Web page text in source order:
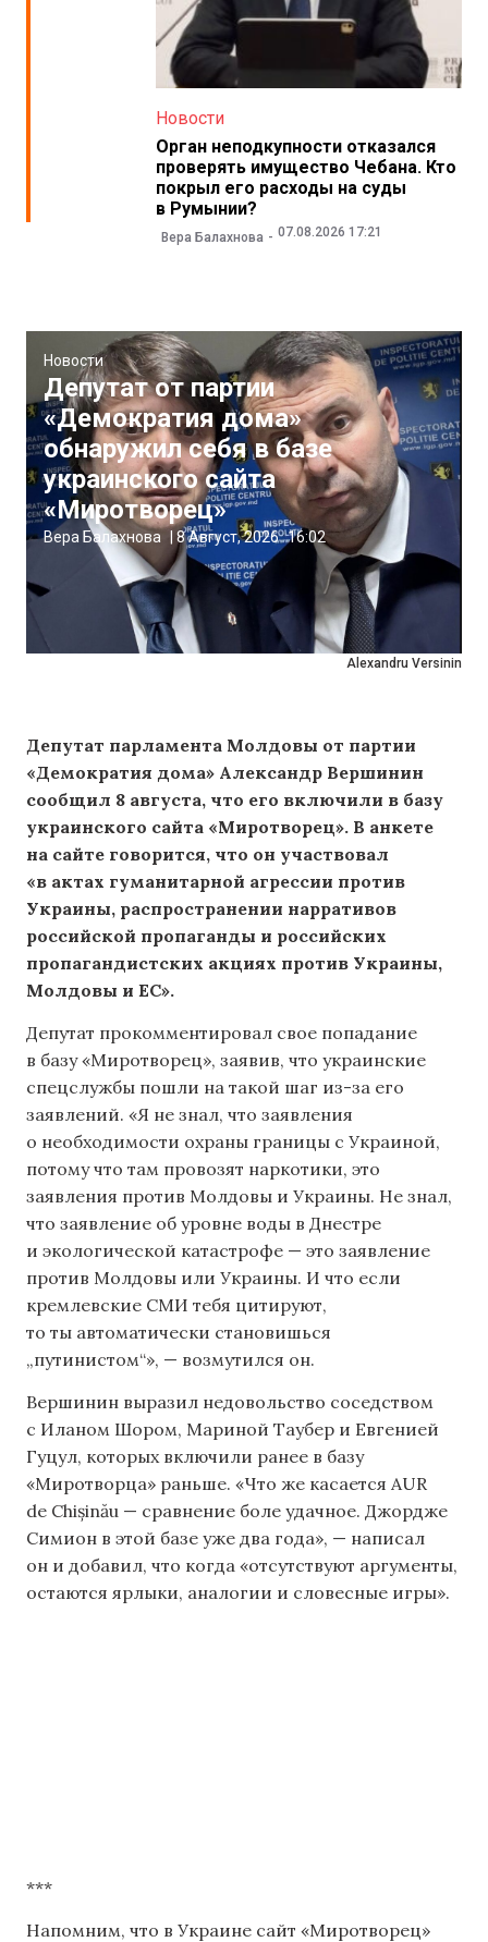
Новости
Орган неподкупности отказался
проверять имущество Чебана. Кто
покрыл его расходы на суды
в Румынии?
Вера Балахнова 07.08.2026 17:21
Alexandru Versinin
Новости
Депутат от партии
«Демократия дома»
обнаружил себя в базе
украинского сайта
«Миротворец»
Вера Балахнова | 8 Август, 2026 16:02
Депутат парламента Молдовы от партии
«Демократия дома» Александр Вершинин
сообщил 8 августа, что его включили в базу
украинского сайта «Миротворец». В анкете
на сайте говорится, что он участвовал
«в актах гуманитарной агрессии против
Украины, распространении нарративов
российской пропаганды и российских
пропагандистских акциях против Украины,
Молдовы и ЕС».
Депутат прокомментировал свое попадание
в базу «Миротворец», заявив, что украинские
спецслужбы пошли на такой шаг из-за его
заявлений. «Я не знал, что заявления
о необходимости охраны границы с Украиной,
потому что там провозят наркотики, это
заявления против Молдовы и Украины. Не знал,
что заявление об уровне воды в Днестре
и экологической катастрофе — это заявление
против Молдовы или Украины. И что если
кремлевские СМИ тебя цитируют,
то ты автоматически становишься
„путинистом“», — возмутился он.
Вершинин выразил недовольство соседством
с Иланом Шором, Мариной Таубер и Евгенией
Гуцул, которых включили ранее в базу
«Миротворца» раньше. «Что же касается AUR
de Chișinău — сравнение боле удачное. Джордже
Симион в этой базе уже два года», — написал
он и добавил, что когда «отсутствуют аргументы,
остаются ярлыки, аналогии и словесные игры».
***
Напомним, что в Украине сайт «Миротворец»